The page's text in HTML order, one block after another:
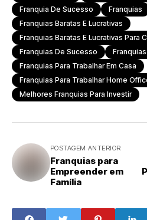
Franquia De Sucesso
Franquias
Franquias Baratas E Lucrativas
Franquias Baratas E Lucrativas Para
Franquias De Sucesso
Franquias Para Trabalhar Em Casa
Franquias Para Trabalhar Home
Melhores Franquias Para Investir
POSTAGEM ANTERIOR
Franquias para
Empreender em
Família